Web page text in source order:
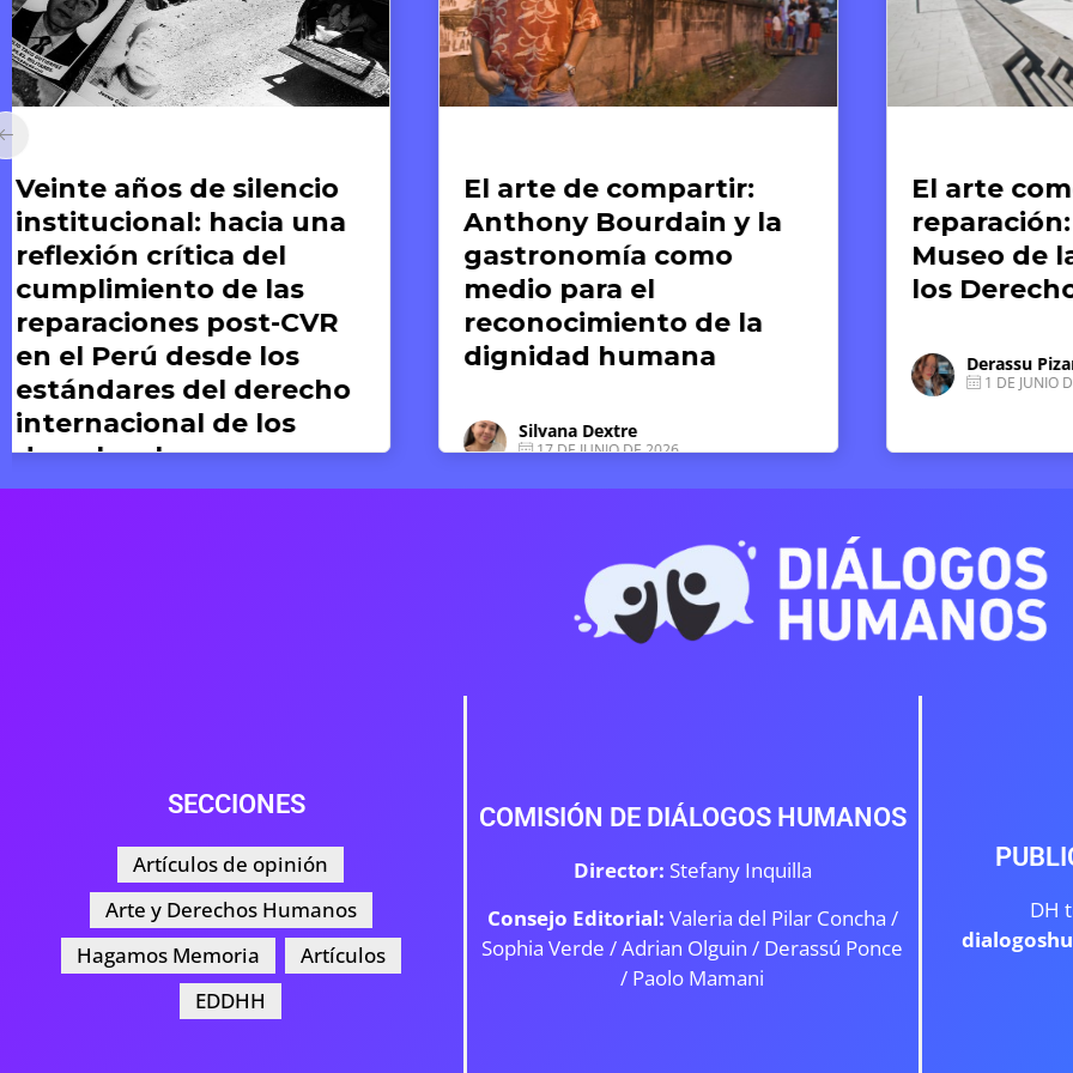
El arte de compartir:
Anthony Bourdain y la
gastronomía como
medio para el
reconocimiento de la
dignidad humana
Silvana Dextre
17 DE JUNIO DE 2026
El arte como memoria y
reparación: el caso del
Museo de la Memoria y
los Derechos Humanos
Derassu Pizarro Ponce
El fin
Guerra
sistema
15
SECCIONES
Artículos de opinión
Arte y Derechos Humanos
Hagamos Memoria
Artículos
EDDHH
COMISIÓN DE DIÁLOGOS HUMANOS
Director: Stefany Inquilla
Consejo Editorial: Valeria del Pilar Concha /
Sophia Verde /Adrian Olguin / Derassú Ponce
/ Paolo Mamani
DH